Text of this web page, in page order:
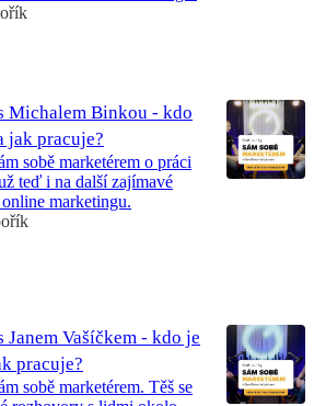
Michalem Binkou - kdo
jak pracuje?
sobě marketérem o práci
teď i na další zajímavé
marketingu.
Vašíčkem - kdo je
pracuje?
sobě marketérem. Těš se